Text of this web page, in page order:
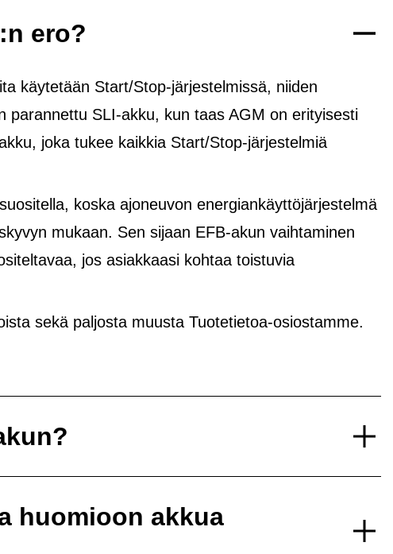
ero?
käytetään Start/Stop-järjestelmissä, niiden
parannettu SLI-akku, kun taas AGM on erityisesti
joka tukee kaikkia Start/Stop-järjestelmiä
koska ajoneuvon energiankäyttöjärjestelmä
mukaan. Sen sijaan EFB-akun vaihtaminen
jos asiakkaasi kohtaa toistuvia
sekä paljosta muusta Tuotetietoa-osiostamme.
huomioon akkua